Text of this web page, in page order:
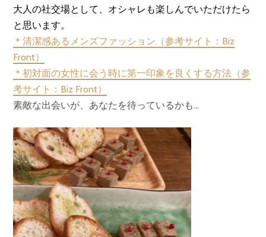
大人の社交場として、オシャレも楽しんでいただけたら
と思います。
＊清潔感あるメンズファッション（参考サイト：Biz
Front）
＊初対面の女性に会う時に第一印象を良くする方法（参
考サイト：Biz Front）
素敵な出会いが、あなたを待っているかも…